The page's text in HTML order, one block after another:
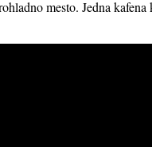
mesto. Jedna